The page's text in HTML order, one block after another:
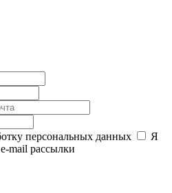
персональных данных
Я
mail рассылки